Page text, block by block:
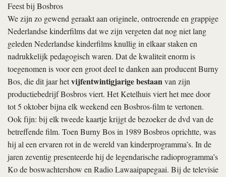
Feest bij Bosbros
We zijn zo gewend geraakt aan originele, ontroerende en grappige
Nederlandse kinderfilms dat we zijn vergeten dat nog niet lang
geleden Nederlandse kinderfilms knullig in elkaar staken en
nadrukkelijk pedagogisch waren. Dat de kwaliteit enorm is
toegenomen is voor een groot deel te danken aan producent Burny
Bos, die dit jaar hetvijfentwintigjarige bestaanvan zijn
productiebedrijf Bosbros viert. Het Ketelhuis viert het mee door
tot 5 oktober bijna elk weekend een Bosbros-film te vertonen.
Ook fijn: bij elk tweede kaartje krijgt de bezoeker de dvd van de
betreffende film. Toen Burny Bos in 1989 Bosbros oprichtte, was
hij al een ervaren rot in de wereld van kinderprogramma’s. In de
jaren zeventig presenteerde hij de legendarische radioprogramma’s
Ko de boswachtershow en Radio Lawaaipapegaai. Bij de televisie